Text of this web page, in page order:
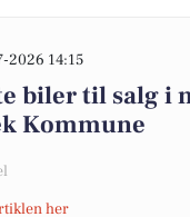
2026 14:15
biler til salg i
Kommune
her